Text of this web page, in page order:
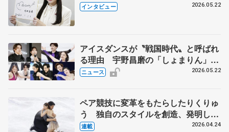
退時の単独インタビューで語った競技
インタビュー 2026.05.22
アイスダンスが〝戦国時代〟と呼ばれ
る理由 宇野昌磨の「しょまりん」ら
実力者が相次いで参戦 国内の競争激
ニュース 2026.05.22
ペア競技に変革をもたらしたりくりゅ
う 独自のスタイルを創造、発明した
【引退発表後②】
連載 2026.04.24